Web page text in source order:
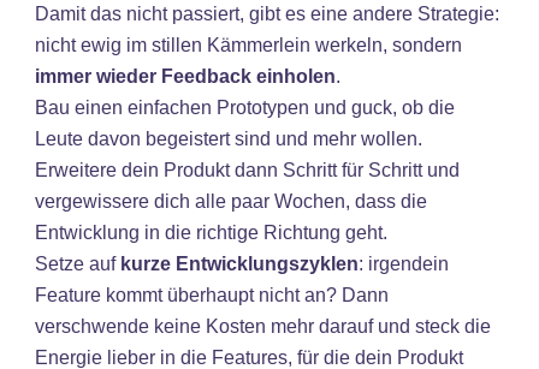
Damit das nicht passiert, gibt es eine andere Strategie:
nicht ewig im stillen Kämmerlein werkeln, sondern
immer wieder Feedback einholen.
Bau einen einfachen Prototypen und guck, ob die
Leute davon begeistert sind und mehr wollen.
Erweitere dein Produkt dann Schritt für Schritt und
vergewissere dich alle paar Wochen, dass die
Entwicklung in die richtige Richtung geht.
Setze auf kurze Entwicklungszyklen: irgendein
Feature kommt überhaupt nicht an? Dann
verschwende keine Kosten mehr darauf und steck die
Energie lieber in die Features, für die dein Produkt